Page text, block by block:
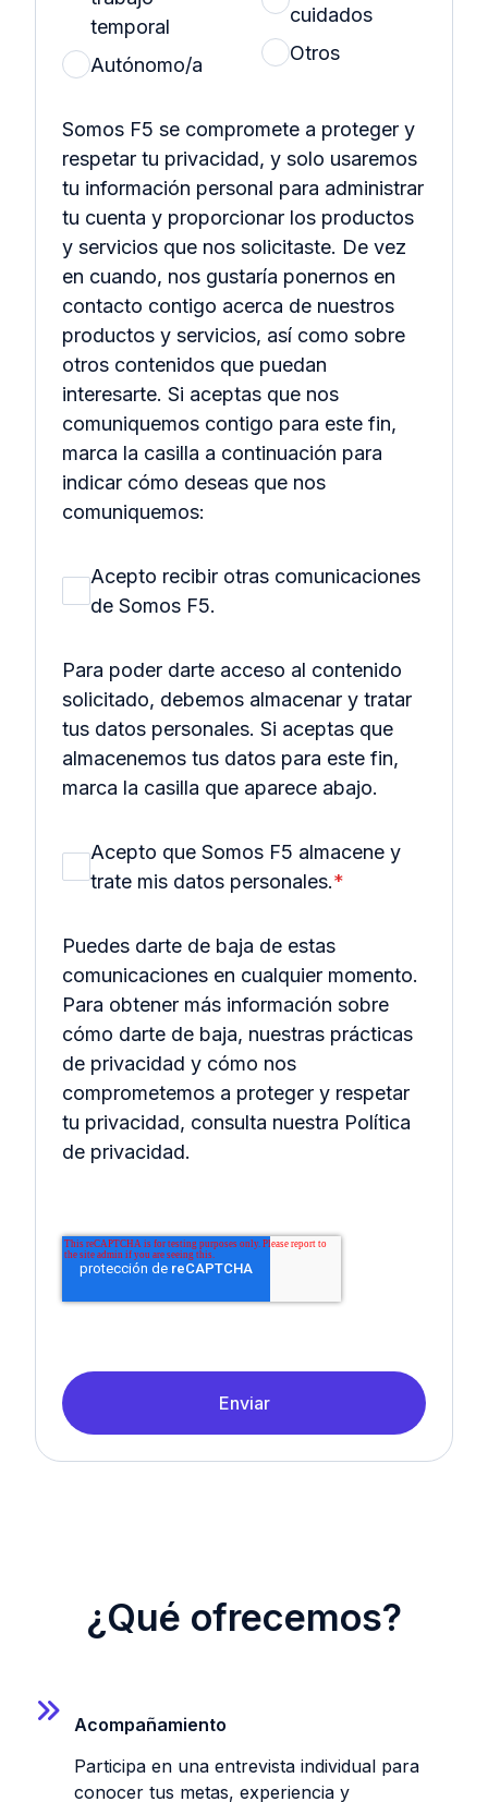
temporal
Autónomo/a
cuidados
Otros
Somos F5 se compromete a proteger y
respetar tu privacidad, y solo usaremos
tu información personal para administrar
tu cuenta y proporcionar los productos
y servicios que nos solicitaste. De vez
en cuando, nos gustaría ponernos en
contacto contigo acerca de nuestros
productos y servicios, así como sobre
otros contenidos que puedan
interesarte. Si aceptas que nos
comuniquemos contigo para este fin,
marca la casilla a continuación para
indicar cómo deseas que nos
comuniquemos:
Acepto recibir otras comunicaciones
de Somos F5.
Para poder darte acceso al contenido
solicitado, debemos almacenar y tratar
tus datos personales. Si aceptas que
almacenemos tus datos para este fin,
marca la casilla que aparece abajo.
Acepto que Somos F5 almacene y
trate mis datos personales.*
Puedes darte de baja de estas
comunicaciones en cualquier momento.
Para obtener más información sobre
cómo darte de baja, nuestras prácticas
de privacidad y cómo nos
comprometemos a proteger y respetar
tu privacidad, consulta nuestra Política
de privacidad.
Enviar
¿Qué ofrecemos?
Acompañamiento
Participa en una entrevista individual para
conocer tus metas, experiencia y